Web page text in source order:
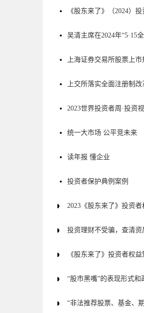
《股东来了》（2024）
吴清主席在2024年“5·15
上海证券交易所股票上
上交所落实全面注册制
2023世界投资者周·投资
统一大市场 公平竞未来
读年报 懂企业
投资者保护典例案例
2023《股东来了》投资
投资理财不受骗，查清资
《股东来了》投资者权
“股市黑嘴”的表现形式和
“非法推荐股票、基金、